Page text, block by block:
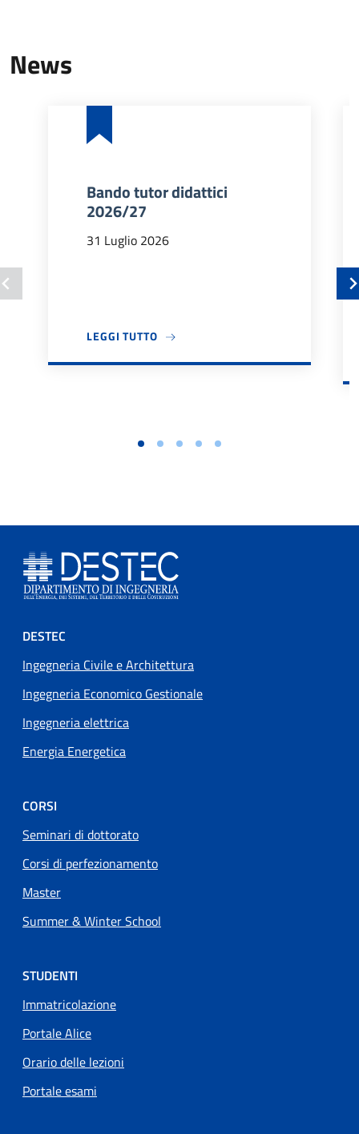
News
Bando tutor didattici
2026/27
31 Luglio 2026
LEGGI TUTTOA PROPOSITO DI BANDO TUTOR
Footer menu
DESTEC
Ingegneria Civile e Architettura
Ingegneria Economico Gestionale
Ingegneria elettrica
Energia Energetica
CORSI
Seminari di dottorato
Corsi di perfezionamento
Master
Summer & Winter School
STUDENTI
Immatricolazione
Portale Alice
Orario delle lezioni
Portale esami